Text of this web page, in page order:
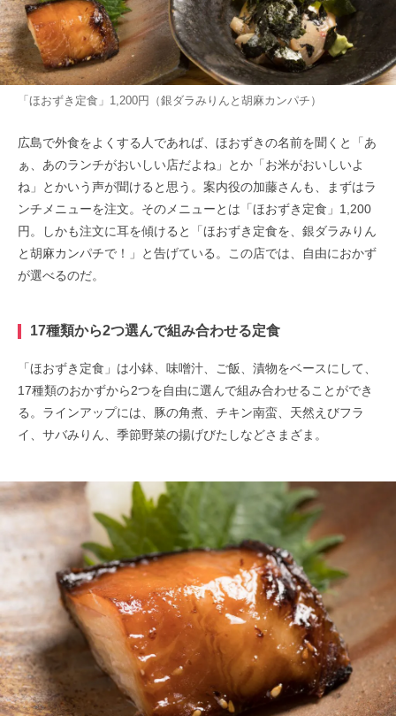
「ほおずき定食」1,200円（銀ダラみりんと胡麻カンパチ）
広島で外食をよくする人であれば、ほおずきの名前を聞くと「あ
ぁ、あのランチがおいしい店だよね」とか「お米がおいしいよ
ね」とかいう声が聞けると思う。案内役の加藤さんも、まずはラ
ンチメニューを注文。そのメニューとは「ほおずき定食」1,200
円。しかも注文に耳を傾けると「ほおずき定食を、銀ダラみりん
と胡麻カンパチで！」と告げている。この店では、自由におかず
が選べるのだ。
17種類から2つ選んで組み合わせる定食
「ほおずき定食」は小鉢、味噌汁、ご飯、漬物をベースにして、
17種類のおかずから2つを自由に選んで組み合わせることができ
る。ラインアップには、豚の角煮、チキン南蛮、天然えびフラ
イ、サバみりん、季節野菜の揚げびたしなどさまざま。